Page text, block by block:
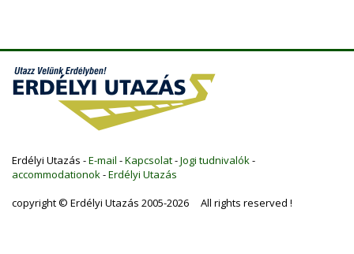
Erdélyi Utazás -E-mail -Kapcsolat-Jogi tudnivalók -
accommodationok -Erdélyi Utazás
copyright © Erdélyi Utazás 2005-2026 All rights reserved !